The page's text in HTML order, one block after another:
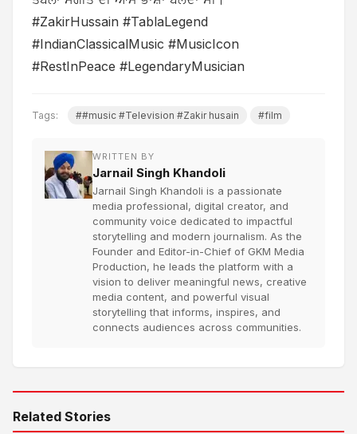
#ZakirHussain #TablaLegend
#IndianClassicalMusic #MusicIcon
#RestInPeace #LegendaryMusician
Tags: ##music #Television #Zakir husain #film
WRITTEN BY
Jarnail Singh Khandoli
Jarnail Singh Khandoli is a passionate
media professional, digital creator, and
community voice dedicated to impactful
storytelling and modern journalism. As the
Founder and Editor-in-Chief of GKM Media
Production, he leads the platform with a
vision to deliver meaningful news, creative
media content, and powerful visual
storytelling that informs, inspires, and
connects audiences across communities.
Related Stories